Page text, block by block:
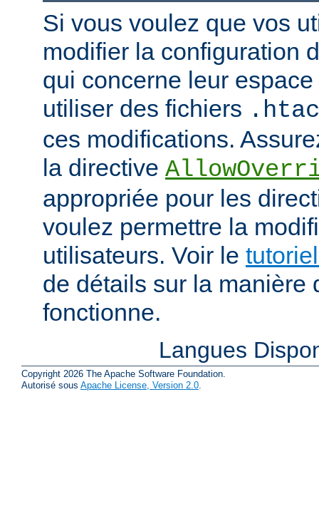
Si vous voulez que vos
modifier la configuration
qui concerne leur
utiliser des fichiers
ces modifications.
la directive
appropriée pour les
voulez permettre la
utilisateurs. Voir le
de détails sur la manière
fonctionne.
Langues
Copyright 2026 The Apache Software Foundation.
Autorisé sous Apache License, Version 2.0.